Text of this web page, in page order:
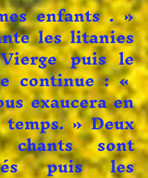
enfants . »
les litanies
puis le
continue : «
exaucera en
» Deux
chants sont
puis les